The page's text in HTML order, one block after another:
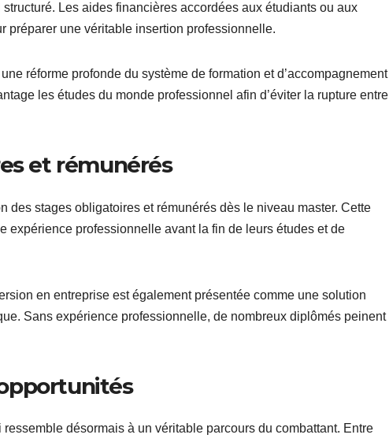
Les aides financières accordées aux étudiants ou aux
préparer une véritable insertion professionnelle.
réforme profonde du système de formation et d’accompagnement
les études du monde professionnel afin d’éviter la rupture entre
et rémunérés
des stages obligatoires et rémunérés dès le niveau master. Cette
expérience professionnelle avant la fin de leurs études et de
en entreprise est également présentée comme une solution
Sans expérience professionnelle, de nombreux diplômés peinent
désormais à un véritable parcours du combattant. Entre